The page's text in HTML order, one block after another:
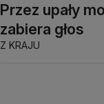
Przez upały
zabiera głos
Z KRAJU